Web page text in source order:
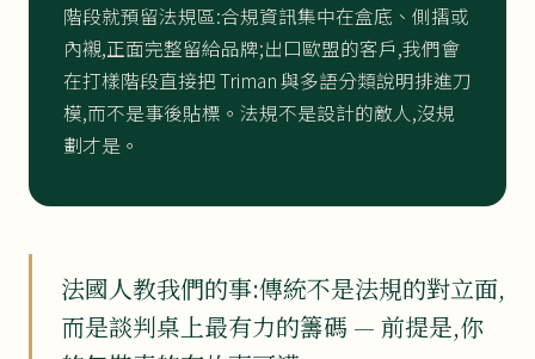
階段就預留法規區:合規資訊集中在盒底、側摺或
內襯,正面完整留給品牌;出口歐盟的客戶,我們會
在打樣階段直接把 Triman 與多語分類說明排進刀
模,而不是事後貼標。法規不是設計的敵人,沒規
劃才是。
法國人教我們的事:傳統不是法規的對立面,
而是談判桌上最有力的籌碼 — 前提是,你